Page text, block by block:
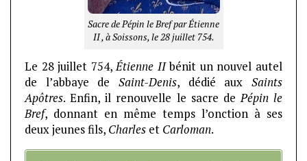
Sacre de Pépin le Bref par Étienne
II , à Soissons, le 28 juillet 754.
Le 28 juillet 754,Étienne IIbénit un nouvel autel
de l’abbaye de Saint-Denis, dédié aux Saints
Apôtres. Enfin, il renouvelle le sacre dePépin le
Bref, donnant en même temps l’onction à ses
deux jeunes fils, Charles et Carloman.